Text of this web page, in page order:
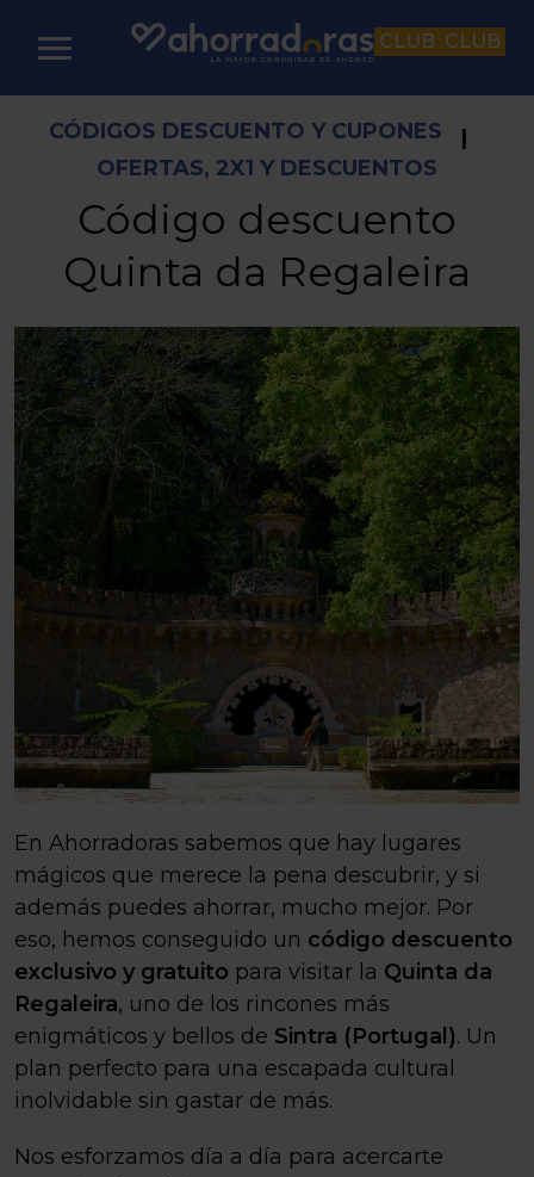
CLUB CLUB
CÓDIGOS DESCUENTO Y CUPONES
|
OFERTAS, 2X1 Y DESCUENTOS
Código descuento
Quinta da Regaleira
En Ahorradoras sabemos que hay lugares
mágicos que merece la pena descubrir, y si
además puedes ahorrar, mucho mejor. Por
eso, hemos conseguido un código descuento
exclusivo y gratuito para visitar la Quinta da
Regaleira, uno de los rincones más
enigmáticos y bellos de Sintra (Portugal). Un
plan perfecto para una escapada cultural
inolvidable sin gastar de más.
Nos esforzamos día a día para acercarte